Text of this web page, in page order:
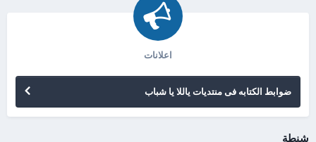
اعلانات
ضوابط الكتابه فى منتديات ياللا يا شباب
شنطة